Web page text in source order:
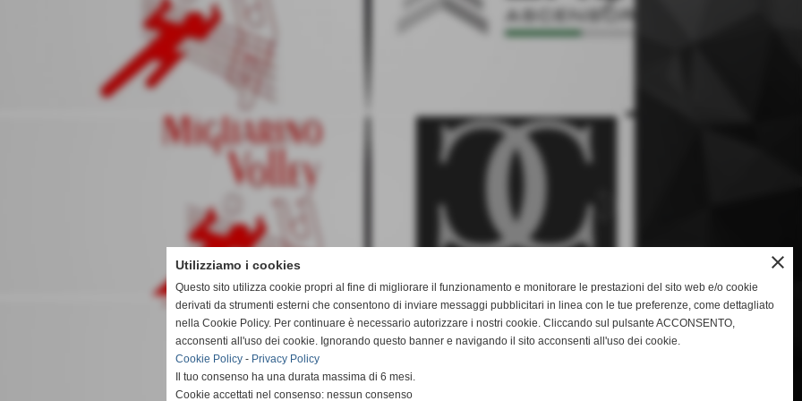
keyboard_arrow_right
close
Utilizziamo i cookies
Questo sito utilizza cookie propri al fine di migliorare il funzionamento e monitorare le prestazioni del sito web e/o cookie
derivati da strumenti esterni che consentono di inviare messaggi pubblicitari in linea con le tue preferenze, come dettagliato
nella Cookie Policy. Per continuare è necessario autorizzare i nostri cookie. Cliccando sul pulsante ACCONSENTO,
acconsenti all'uso dei cookie. Ignorando questo banner e navigando il sito acconsenti all'uso dei cookie.
Cookie Policy - Privacy Policy
Il tuo consenso ha una durata massima di 6 mesi.
Cookie accettati nel consenso: nessun consenso